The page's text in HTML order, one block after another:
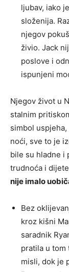
ljubav, iako
složenija.
njegov
živio. Jack
poslove i
ispunjeni
Njegov život u
stalnim
simbol
noći, sve to je
bile su hladne i
trudnoća i
nije imalo
Bez
kroz kišni
saradnik
pratila u tom
misli, dok je